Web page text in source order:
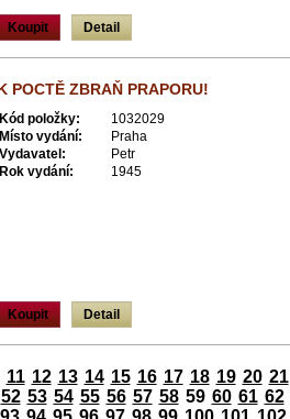
Koupit Detail
POCTĚ ZBRAŇ PRAPORU!
Kód položky:
1032029
Místo vydání:
Praha
Vydavatel:
Petr
Rok vydání:
1945
Koupit Detail
11 12 13 14 15 16 17 18 19 20 21
52 53 54 55 56 57 58 59 60 61 62